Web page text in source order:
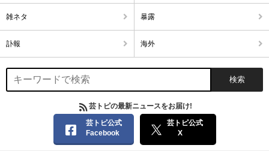
雑ネタ 暴露
訃報 海外
芸トピの最新ニュースをお届け!
芸トピ公式
Facebook
芸トピ公式
X